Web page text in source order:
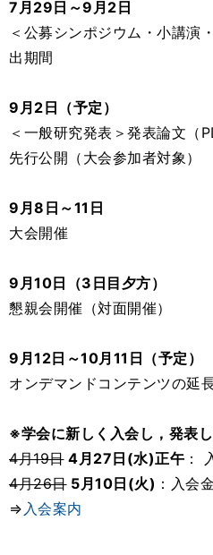
7月29日～9月2日
＜公募シンポジウム・小講演
出期間
9月2日（予定）
＜一般研究発表＞発表論文（
先行公開（大会参加者対象）
9月8日～11日
大会開催
9月10日（3日目夕方）
懇親会開催（対面開催）
9月12日～10月11日（予定）
オンデマンドコンテンツの延
※学会に新しく入会し，発表
4月19日4月27日(水)正午 ：
4月26日5月10日(火) ：入会
⇒ 入会案内